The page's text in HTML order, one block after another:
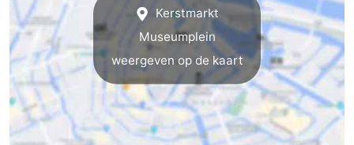
Kerstmarkt
Museumplein
weergeven op de kaart